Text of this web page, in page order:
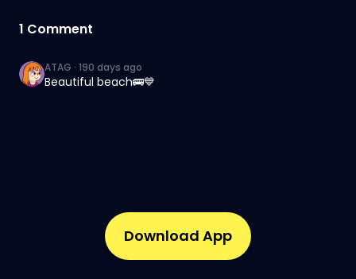
1 Comment
ATAG · 190 days ago
Beautiful beach🚌💙
Download App